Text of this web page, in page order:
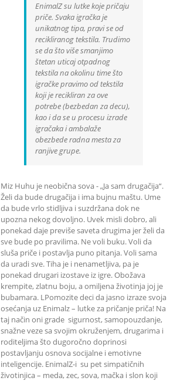
EnimalZ su lutke koje pričaju
priče. Svaka igračka je
unikatnog tipa, pravi se od
recikliranog tekstila. Trudimo
se da što više smanjimo
štetan uticaj otpadnog
tekstila na okolinu time što
igračke pravimo od tekstila
koji je recikliran za ove
potrebe (bezbedan za decu),
kao i da se u procesu izrade
igračaka i ambalaže
obezbede radna mesta za
ranjive grupe.
Miz Huhu je neobična sova - „Ja sam drugačija“.
Želi da bude drugačija i ima bujnu maštu. Ume
da bude vrlo stidljiva i suzdržana dok ne
upozna nekog dovoljno. Uvek misli dobro, ali
ponekad daje previše saveta drugima jer želi da
sve bude po pravilima. Ne voli buku. Voli da
sluša priče i postavlja puno pitanja. Voli sama
da uradi sve. Tiha je i nenametljiva, pa je
ponekad drugari izostave iz igre. Obožava
krempite, zlatnu boju, a omiljena životinja joj je
bubamara. LPomozite deci da jasno izraze svoja
osećanja uz Enimalz – lutke za pričanje priča! Na
taj način oni grade sigurnost, samopouzdanje,
snažne veze sa svojim okruženjem, drugarima i
roditeljima što dugoročno doprinosi
postavljanju osnova socijalne i emotivne
inteligencije. EnimalZ-i su pet simpatičnih
životinjica – meda, zec, sova, mačka i slon koji